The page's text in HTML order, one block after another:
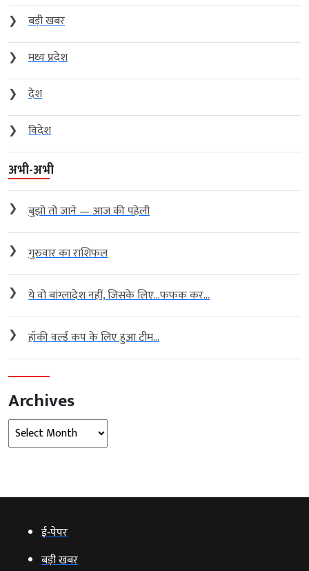
❯
बड़ी खबर
❯
मध्य प्रदेश
❯
देश
❯
विदेश
अभी-अभी
❯ बुझो तो जाने — आज की पहेली
❯ गुरुवार का राशिफल
❯ ये वो बांग्लादेश नहीं, जिसके लिए…फफक कर...
❯ हॉकी वर्ल्ड कप के लिए हुआ टीम...
Archives
Archives
ई‑पेपर
बड़ी खबर